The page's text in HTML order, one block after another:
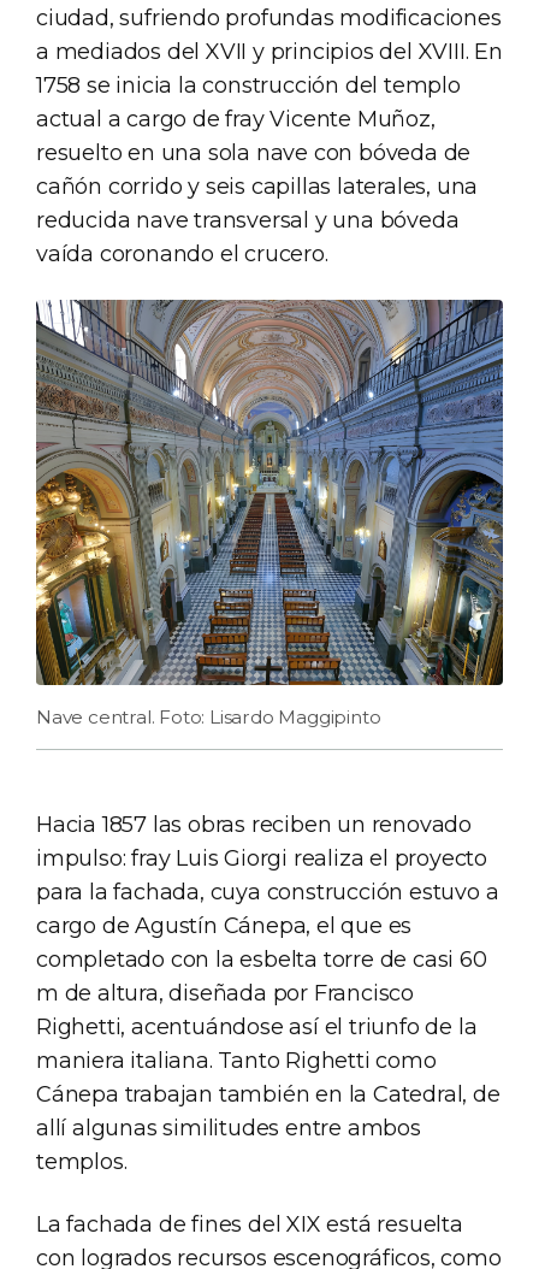
ciudad, sufriendo profundas modificaciones
a mediados del XVII y principios del XVIII. En
1758 se inicia la construcción del templo
actual a cargo de fray Vicente Muñoz,
resuelto en una sola nave con bóveda de
cañón corrido y seis capillas laterales, una
reducida nave transversal y una bóveda
vaída coronando el crucero.
Nave central. Foto: Lisardo Maggipinto
Hacia 1857 las obras reciben un renovado
impulso: fray Luis Giorgi realiza el proyecto
para la fachada, cuya construcción estuvo a
cargo de Agustín Cánepa, el que es
completado con la esbelta torre de casi 60
m de altura, diseñada por Francisco
Righetti, acentuándose así el triunfo de la
maniera italiana. Tanto Righetti como
Cánepa trabajan también en la Catedral, de
allí algunas similitudes entre ambos
templos.
La fachada de fines del XIX está resuelta
con logrados recursos escenográficos, como